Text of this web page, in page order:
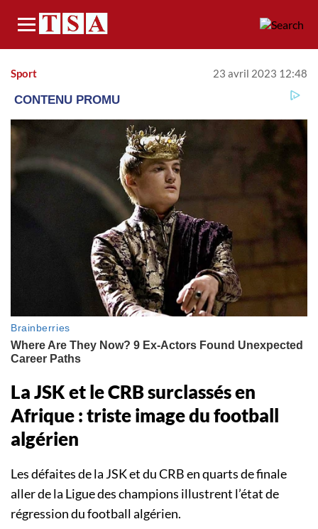
Menu
Sport 23 avril 2023 12:48
La JSK et le CRB surclassés en
Afrique : triste image du football
algérien
Les défaites de la JSK et du CRB en quarts de finale
aller de la Ligue des champions illustrent l’état de
régression du football algérien.